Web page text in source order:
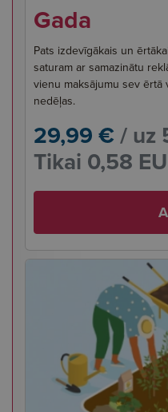
Gada
Pats izdevīgākais un
saturam ar samazinātu
vienu maksājumu sev
nedēļas.
29,99 €/ uz
Tikai 0,58